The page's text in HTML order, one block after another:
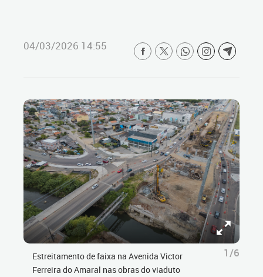
04/03/2026 14:55
Estreitamento de faixa na Avenida Victor
Ferreira do Amaral nas obras do viaduto
1/6